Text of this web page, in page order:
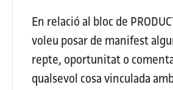
En relació al bloc de
voleu posar de manifest
repte, oportunitat o
qualsevol cosa vinculada